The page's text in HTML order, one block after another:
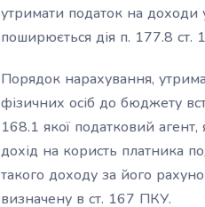
утримати податок на
поширюється дія п. 177.8 ст.
Порядок нарахування,
фізичних осіб до бюджету
168.1 якої податковий
дохід на користь платника
такого доходу за його
визначену в ст. 167 ПКУ.